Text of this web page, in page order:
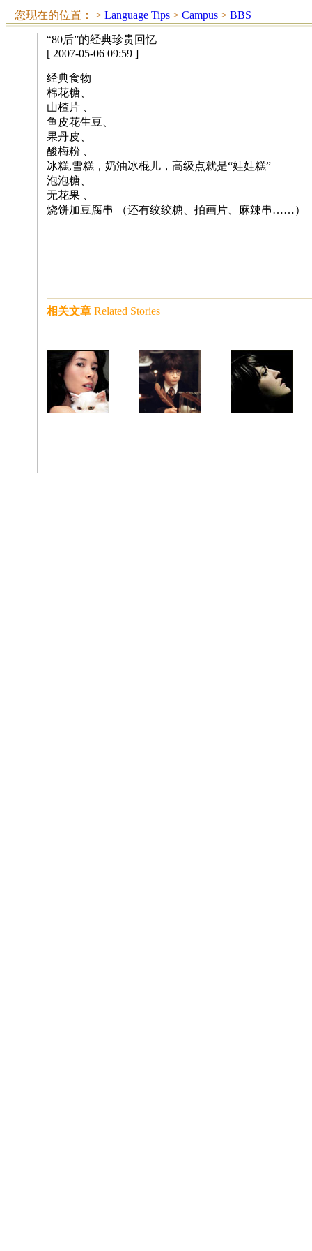
您现在的位置： > Language Tips > Campus > BBS
“80后”的经典珍贵回忆
[ 2007-05-06 09:59 ]
经典食物
棉花糖、
山楂片 、
鱼皮花生豆、
果丹皮、
酸梅粉 、
冰糕,雪糕，奶油冰棍儿，高级点就是“娃娃糕”
泡泡糖、
无花果 、
烧饼加豆腐串 （还有绞绞糖、拍画片、麻辣串……）
相关文章 Related Stories